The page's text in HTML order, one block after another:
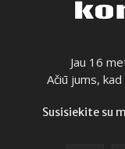
Jau 16
Ačiū jums,
Susisiekite su